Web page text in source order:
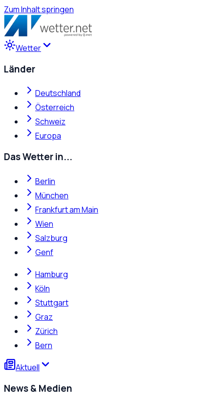
Zum Inhalt springen
Wetter
Länder
Deutschland
Österreich
Schweiz
Europa
Das Wetter in...
Berlin
München
Frankfurt am Main
Wien
Salzburg
Genf
Hamburg
Köln
Stuttgart
Graz
Zürich
Bern
Aktuell
News & Medien